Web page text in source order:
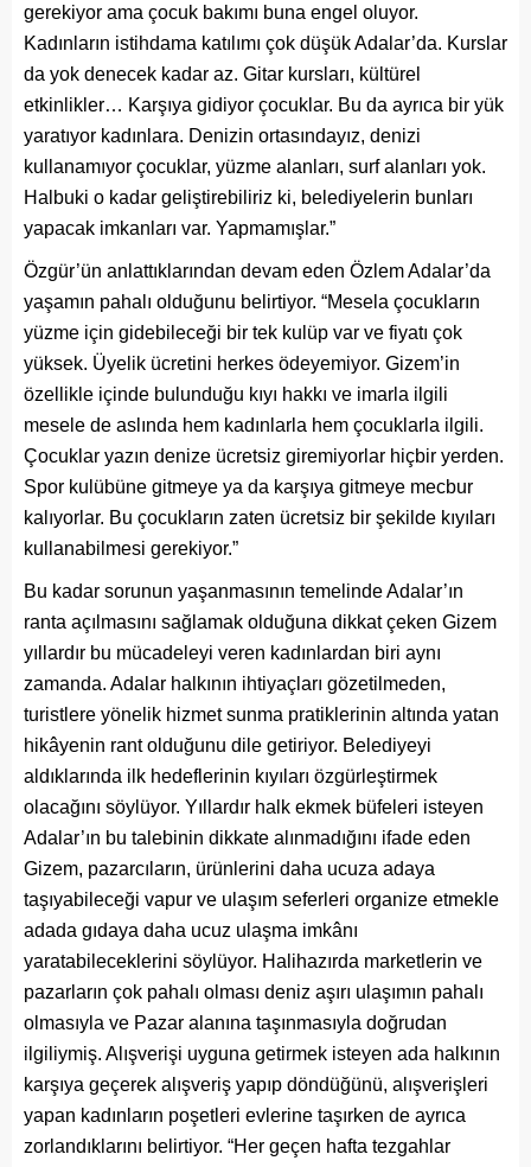
gerekiyor ama çocuk bakımı buna engel oluyor.
Kadınların istihdama katılımı çok düşük Adalar’da. Kurslar
da yok denecek kadar az. Gitar kursları, kültürel
etkinlikler… Karşıya gidiyor çocuklar. Bu da ayrıca bir yük
yaratıyor kadınlara. Denizin ortasındayız, denizi
kullanamıyor çocuklar, yüzme alanları, surf alanları yok.
Halbuki o kadar geliştirebiliriz ki, belediyelerin bunları
yapacak imkanları var. Yapmamışlar.”
Özgür’ün anlattıklarından devam eden Özlem Adalar’da
yaşamın pahalı olduğunu belirtiyor. “Mesela çocukların
yüzme için gidebileceği bir tek kulüp var ve fiyatı çok
yüksek. Üyelik ücretini herkes ödeyemiyor. Gizem’in
özellikle içinde bulunduğu kıyı hakkı ve imarla ilgili
mesele de aslında hem kadınlarla hem çocuklarla ilgili.
Çocuklar yazın denize ücretsiz giremiyorlar hiçbir yerden.
Spor kulübüne gitmeye ya da karşıya gitmeye mecbur
kalıyorlar. Bu çocukların zaten ücretsiz bir şekilde kıyıları
kullanabilmesi gerekiyor.”
Bu kadar sorunun yaşanmasının temelinde Adalar’ın
ranta açılmasını sağlamak olduğuna dikkat çeken Gizem
yıllardır bu mücadeleyi veren kadınlardan biri aynı
zamanda. Adalar halkının ihtiyaçları gözetilmeden,
turistlere yönelik hizmet sunma pratiklerinin altında yatan
hikâyenin rant olduğunu dile getiriyor. Belediyeyi
aldıklarında ilk hedeflerinin kıyıları özgürleştirmek
olacağını söylüyor. Yıllardır halk ekmek büfeleri isteyen
Adalar’ın bu talebinin dikkate alınmadığını ifade eden
Gizem, pazarcıların, ürünlerini daha ucuza adaya
taşıyabileceği vapur ve ulaşım seferleri organize etmekle
adada gıdaya daha ucuz ulaşma imkânı
yaratabileceklerini söylüyor. Halihazırda marketlerin ve
pazarların çok pahalı olması deniz aşırı ulaşımın pahalı
olmasıyla ve Pazar alanına taşınmasıyla doğrudan
ilgiliymiş. Alışverişi uyguna getirmek isteyen ada halkının
karşıya geçerek alışveriş yapıp döndüğünü, alışverişleri
yapan kadınların poşetleri evlerine taşırken de ayrıca
zorlandıklarını belirtiyor. “Her geçen hafta tezgahlar